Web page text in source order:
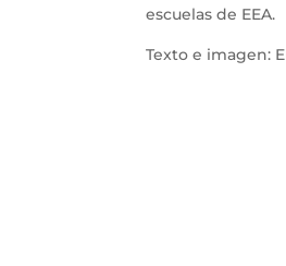
escuelas de EEA.
Texto e imagen: